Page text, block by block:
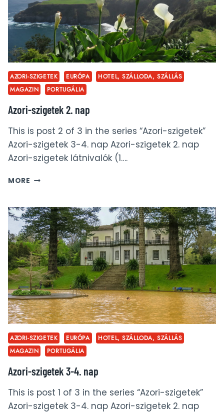
AZORI-SZIGETEK EURÓPA
HOTEL, SZÁLLODA, SZÁLLÁS
MAGAZIN
PORTUGÁLIA
Azori-szigetek 2. nap
This is post 2 of 3 in the series “Azori-szigetek”
Azori-szigetek 3-4. nap Azori-szigetek 2. nap
Azori-szigetek látnivalók (1….
MORE AZORI-
NAP
AZORI-SZIGETEK EURÓPA
HOTEL, SZÁLLODA, SZÁLLÁS
MAGAZIN
PORTUGÁLIA
Azori-szigetek 3-4. nap
This is post 1 of 3 in the series “Azori-szigetek”
Azori-szigetek 3-4. nap Azori-szigetek 2. nap